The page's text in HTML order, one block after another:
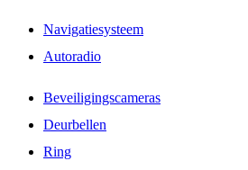
Navigatiesysteem
Autoradio
Beveiligingscameras
Deurbellen
Ring